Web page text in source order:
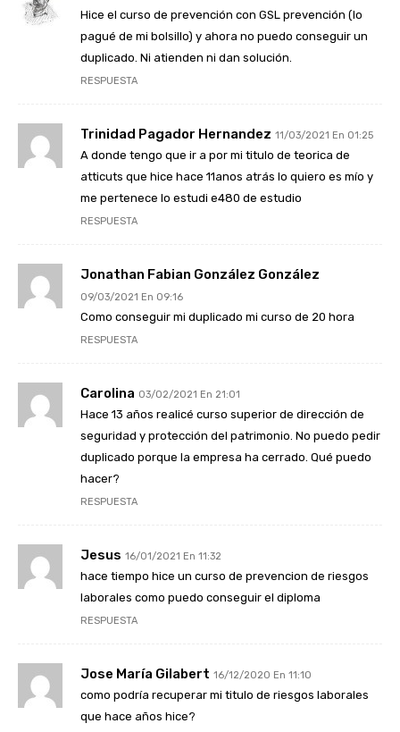
Hice el curso de prevención con GSL prevención (lo
pagué de mi bolsillo) y ahora no puedo conseguir un
duplicado. Ni atienden ni dan solución.
RESPUESTA
Trinidad Pagador Hernandez 11/03/2021 En 01:25
A donde tengo que ir a por mi titulo de teorica de
atticuts que hice hace 11anos atrás lo quiero es mío y
me pertenece lo estudi e480 de estudio
RESPUESTA
Jonathan Fabian González González
09/03/2021 En 09:16
Como conseguir mi duplicado mi curso de 20 hora
RESPUESTA
Carolina 03/02/2021 En 21:01
Hace 13 años realicé curso superior de dirección de
seguridad y protección del patrimonio. No puedo pedir
duplicado porque la empresa ha cerrado. Qué puedo
hacer?
RESPUESTA
Jesus 16/01/2021 En 11:32
hace tiempo hice un curso de prevencion de riesgos
laborales como puedo conseguir el diploma
RESPUESTA
Jose María Gilabert 16/12/2020 En 11:10
como podría recuperar mi titulo de riesgos laborales
que hace años hice?